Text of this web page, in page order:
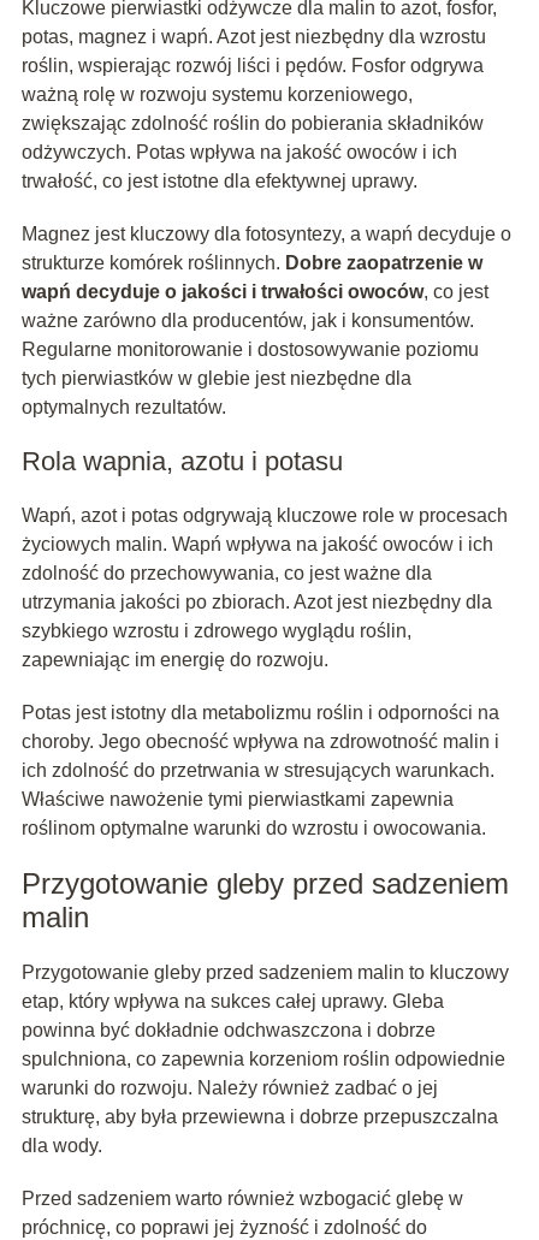
Kluczowe pierwiastki odżywcze dla malin to azot, fosfor,
potas, magnez i wapń. Azot jest niezbędny dla wzrostu
roślin, wspierając rozwój liści i pędów. Fosfor odgrywa
ważną rolę w rozwoju systemu korzeniowego,
zwiększając zdolność roślin do pobierania składników
odżywczych. Potas wpływa na jakość owoców i ich
trwałość, co jest istotne dla efektywnej uprawy.
Magnez jest kluczowy dla fotosyntezy, a wapń decyduje o
strukturze komórek roślinnych. Dobre zaopatrzenie w
wapń decyduje o jakości i trwałości owoców, co jest
ważne zarówno dla producentów, jak i konsumentów.
Regularne monitorowanie i dostosowywanie poziomu
tych pierwiastków w glebie jest niezbędne dla
optymalnych rezultatów.
Rola wapnia, azotu i potasu
Wapń, azot i potas odgrywają kluczowe role w procesach
życiowych malin. Wapń wpływa na jakość owoców i ich
zdolność do przechowywania, co jest ważne dla
utrzymania jakości po zbiorach. Azot jest niezbędny dla
szybkiego wzrostu i zdrowego wyglądu roślin,
zapewniając im energię do rozwoju.
Potas jest istotny dla metabolizmu roślin i odporności na
choroby. Jego obecność wpływa na zdrowotność malin i
ich zdolność do przetrwania w stresujących warunkach.
Właściwe nawożenie tymi pierwiastkami zapewnia
roślinom optymalne warunki do wzrostu i owocowania.
Przygotowanie gleby przed sadzeniem
malin
Przygotowanie gleby przed sadzeniem malin to kluczowy
etap, który wpływa na sukces całej uprawy. Gleba
powinna być dokładnie odchwaszczona i dobrze
spulchniona, co zapewnia korzeniom roślin odpowiednie
warunki do rozwoju. Należy również zadbać o jej
strukturę, aby była przewiewna i dobrze przepuszczalna
dla wody.
Przed sadzeniem warto również wzbogacić glebę w
próchnicę, co poprawi jej żyzność i zdolność do